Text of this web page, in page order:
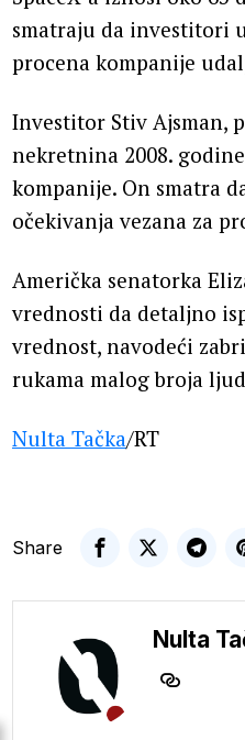
smatraju da investitori
procena kompanije
Investitor Stiv Ajsman,
nekretnina 2008.
kompanije. On smatra
očekivanja vezana za
Američka senatorka
vrednosti da detaljno
vrednost, navodeći
rukama malog broja
Nulta Tačka/RT
Share
Nulta